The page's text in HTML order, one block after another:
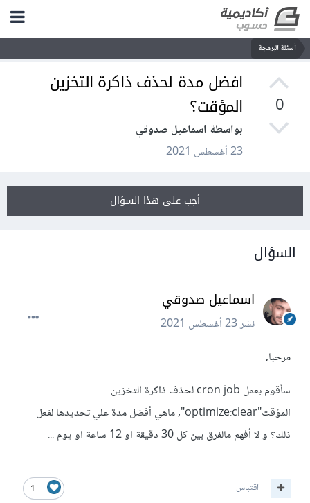
أسئلة البرمجة
0
افضل مدة لحذف ذاكرة التخزين
المؤقت؟
بواسطة اسماعيل صدوقي
23 أغسطس 2021
أجب على هذا السؤال
السؤال
اسماعيل صدوقي
نشر23 أغسطس 2021
مرحبا,
سأقوم بعمل cron job لحذف ذاكرة التخزين
المؤقت"optimize:clear", ماهي أفضل مدة علي تحديدها لفعل
ذلك؟ و لا أفهم مالفرق بين كل 30 دقيقة او 12 ساعة او يوم ...
1 اقتباس